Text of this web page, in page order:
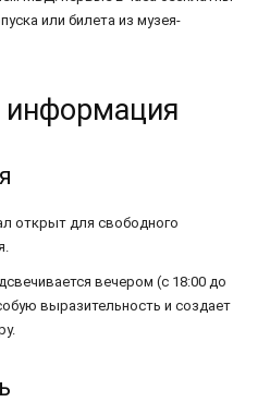
или билета из музея-
информация
открыт для свободного
вечером (с 18:00 до
выразительность и создает